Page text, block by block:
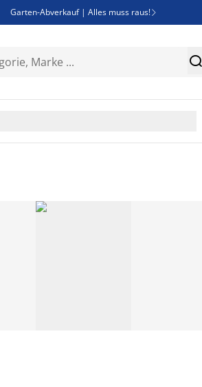
Garten-Abverkauf | Alles muss raus! 
Bist du Unternehmer? Entdecke JYSK-B2B 